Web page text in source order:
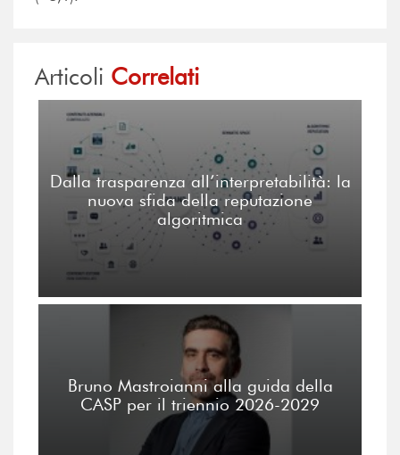
Articoli Correlati
Dalla trasparenza all’interpretabilità: la
nuova sfida della reputazione
algoritmica
Bruno Mastroianni alla guida della
CASP per il triennio 2026-2029